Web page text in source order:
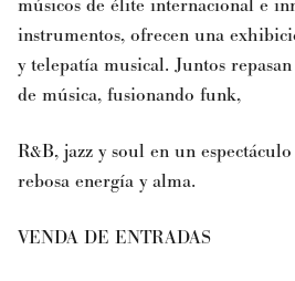
instrumentos, ofrecen una
y telepatía musical. Juntos
de música, fusionando funk,
R&B, jazz y soul en un
rebosa energía y alma.
VENDA DE ENTRADAS